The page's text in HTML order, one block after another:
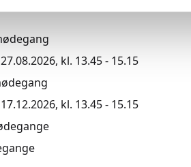
kl. 13.45 - 15.15
kl. 13.45 - 15.15